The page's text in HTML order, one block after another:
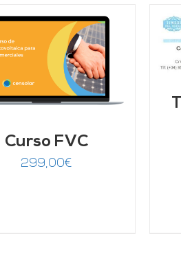
Curso FVC
299,00€
AÑADIR AL CARRITO
DETALLES